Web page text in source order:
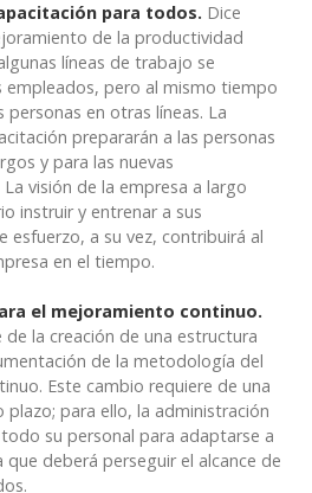
para todos. Dice
de la productividad
líneas de trabajo se
empleados, pero al mismo tiempo
personas en otras líneas. La
prepararán a las personas
y para las nuevas
visión de la empresa a largo
instruir y entrenar a sus
esfuerzo, a su vez, contribuirá al
en el tiempo.
el mejoramiento continuo.
de la creación de una estructura
de la metodología del
Este cambio requiere de una
plazo; para ello, la administración
su personal para adaptarse a
que deberá perseguir el alcance de